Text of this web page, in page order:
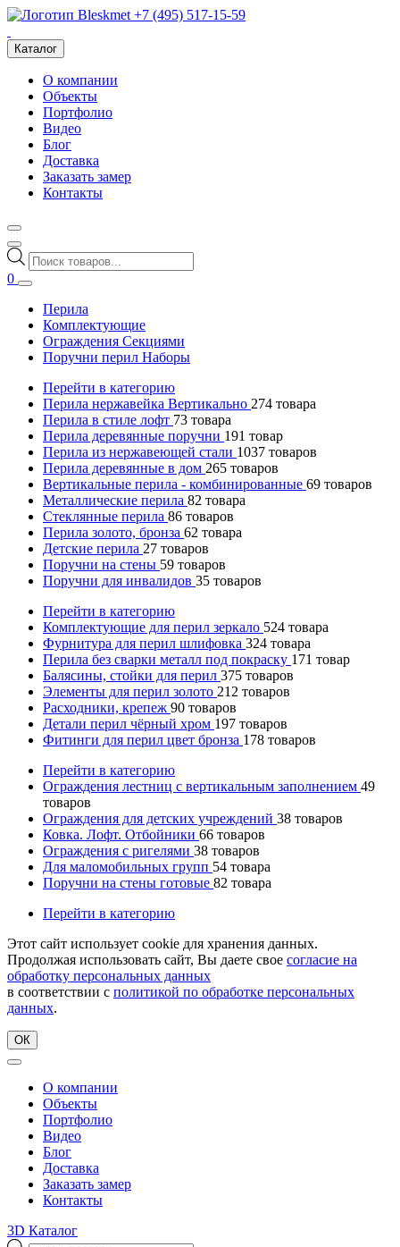
+7 (495) 517-15-59
Каталог
О компании
Объекты
Портфолио
Видео
Блог
Доставка
Заказать замер
Контакты
Поиск
товаров
0
Перила
Комплектующие
Ограждения Секциями
Поручни перил Наборы
Перейти в категорию
Перила нержавейка Вертикально 274 товара
Перила в стиле лофт 73 товара
Перила деревянные поручни 191 товар
Перила из нержавеющей стали 1037 товаров
Перила деревянные в дом 265 товаров
Вертикальные перила - комбинированные 69 товаров
Металлические перила 82 товара
Стеклянные перила 86 товаров
Перила золото, бронза 62 товара
Детские перила 27 товаров
Поручни на стены 59 товаров
Поручни для инвалидов 35 товаров
Перейти в категорию
Комплектующие для перил зеркало 524 товара
Фурнитура для перил шлифовка 324 товара
Перила без сварки металл под покраску 171 товар
Балясины, стойки для перил 375 товаров
Элементы для перил золото 212 товаров
Расходники, крепеж 90 товаров
Детали перил чёрный хром 197 товаров
Фитинги для перил цвет бронза 178 товаров
Перейти в категорию
Ограждения лестниц с вертикальным заполнением 49
товаров
Ограждения для детских учреждений 38 товаров
Ковка. Лофт. Отбойники 66 товаров
Ограждения с ригелями 38 товаров
Для маломобильных групп 54 товара
Поручни на стены готовые 82 товара
Перейти в категорию
Этот сайт использует cookie для хранения данных.
Продолжая использовать сайт, Вы даете свое согласие на
обработку персональных данных
в соответствии с политикой по обработке персональных
данных.
ОК
О компании
Объекты
Портфолио
Видео
Блог
Доставка
Заказать замер
Контакты
3D Каталог